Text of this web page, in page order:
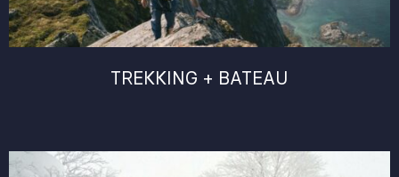
TREKKING + BATEAU